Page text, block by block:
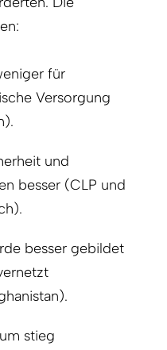
für
Versorgung
und
besser (CLP und
besser gebildet
stieg